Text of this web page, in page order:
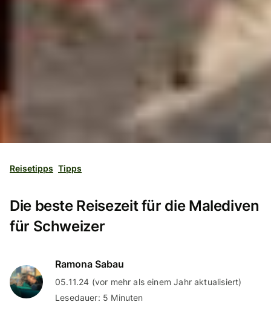
Reisetipps Tipps
Die beste Reisezeit für die Malediven
für Schweizer
Ramona Sabau
05.11.24 (vor mehr als einem Jahr aktualisiert)
Lesedauer: 5 Minuten